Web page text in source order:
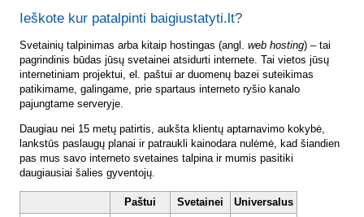
Ieškote kur patalpinti baigiustatyti.lt?
Svetainių talpinimas arba kitaip hostingas (angl. web hosting) – tai
pagrindinis būdas jūsų svetainei atsidurti internete. Tai vietos jūsų
internetiniam projektui, el. paštui ar duomenų bazei suteikimas
patikimame, galingame, prie spartaus interneto ryšio kanalo
pajungtame serveryje.
Daugiau nei 15 metų patirtis, aukšta klientų aptarnavimo kokybė,
lankstūs paslaugų planai ir patraukli kainodara nulėmė, kad šiandien
pas mus savo interneto svetaines talpina ir mumis pasitiki
daugiausiai šalies gyventojų.
Paštui Svetainei
Universalus